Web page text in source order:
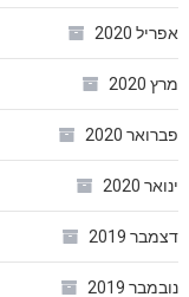
אפריל 2020
מרץ 2020
פברואר 2020
ינואר 2020
דצמבר 2019
נובמבר 2019